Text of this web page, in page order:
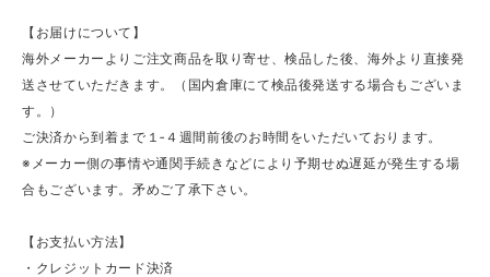
【お届けについて】
海外メーカーよりご注文商品を取り寄せ、検品した後、海外より直接発
送させていただきます。（国内倉庫にて検品後発送する場合もございま
す。）
ご決済から到着まで１‐４週間前後のお時間をいただいております。
※メーカー側の事情や通関手続きなどにより予期せぬ遅延が発生する場
合もございます。矛めご了承下さい。
【お支払い方法】
・クレジットカード決済